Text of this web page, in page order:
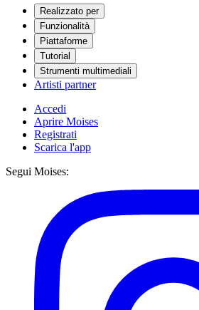
Realizzato per
Funzionalità
Piattaforme
Tutorial
Strumenti multimediali
Artisti partner
Accedi
Aprire Moises
Registrati
Scarica l'app
Segui Moises: